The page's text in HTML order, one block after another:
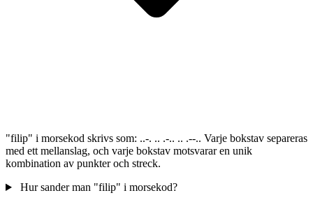
"filip" i morsekod skrivs som: ..-. .. .-.. .. .--.. Varje bokstav separeras
med ett mellanslag, och varje bokstav motsvarar en unik
kombination av punkter och streck.
Hur sander man "filip" i morsekod?